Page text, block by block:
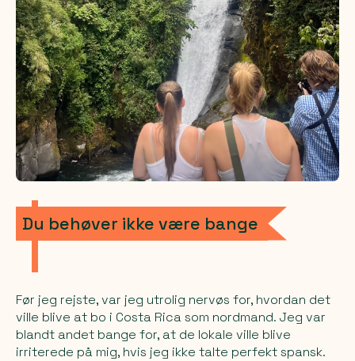
Du behøver ikke være bange
Før jeg rejste, var jeg utrolig nervøs for, hvordan det
ville blive at bo i Costa Rica som nordmand. Jeg var
blandt andet bange for, at de lokale ville blive
irriterede på mig, hvis jeg ikke talte perfekt spansk.